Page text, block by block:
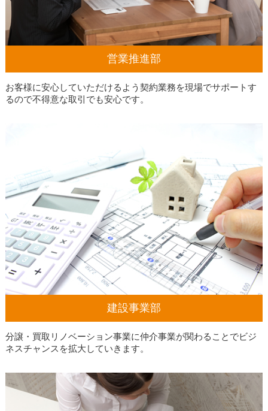
営業推進部
お客様に安心していただけるよう契約業務を現場でサポートす
るので不得意な取引でも安心です。
建設事業部
分譲・買取リノベーション事業に仲介事業が関わることでビジ
ネスチャンスを拡大していきます。